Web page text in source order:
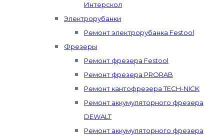
Интерскол
Электрорубанки
Ремонт электрорубанка Festool
Фрезеры
Ремонт фрезера Festool
Ремонт фрезера PRORAB
Ремонт кантофрезера TECH-NICK
Ремонт аккумуляторного фрезера
DEWALT
Ремонт аккумуляторного фрезера